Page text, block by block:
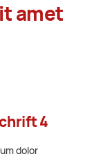
amet
4
dolor